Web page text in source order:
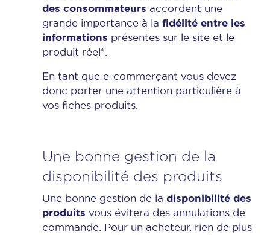
des consommateurs accordent une
grande importance à la fidélité entre les
informations présentes sur le site et le
produit réel*.
En tant que e-commerçant vous devez
donc porter une attention particulière à
vos fiches produits.
Une bonne gestion de la
disponibilité des produits
Une bonne gestion de la disponibilité des
produits vous évitera des annulations de
commande. Pour un acheteur, rien de plus